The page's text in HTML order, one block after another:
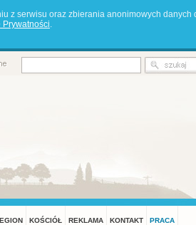
z serwisu oraz zbierania anonimowych danych
Prywatności.
KOŚCIÓŁ REKLAMA KONTAKT PRACA